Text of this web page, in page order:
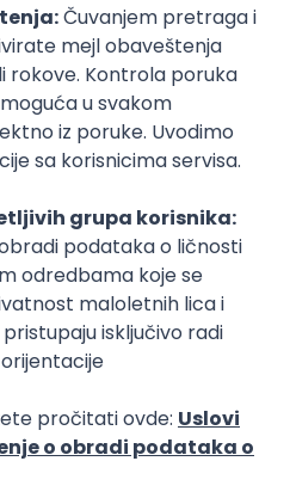
Web
KICKSTART -